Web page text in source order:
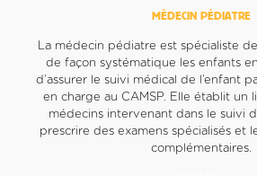
MÉDECIN PÉDIATRE
La médecin pédiatre est spécialiste
de façon systématique les enfants
d’assurer le suivi médical de l’enfant
en charge au CAMSP. Elle établit un
médecins intervenant dans le suivi
prescrire des examens spécialisés et
complémentaires.